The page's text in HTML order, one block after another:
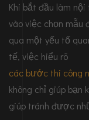
Khi bắt đầu làm
vào việc chọn mẫu
qua một yếu tố
tế, việc hiểu rõ
các bước thi công
không chỉ giúp bạn
giúp tránh được